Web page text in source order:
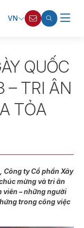
VN
QUỐC
– TRI ÂN
TỎA
Công ty Cổ phần Xây
mừng và tri ân
viên – những người
trong công việc